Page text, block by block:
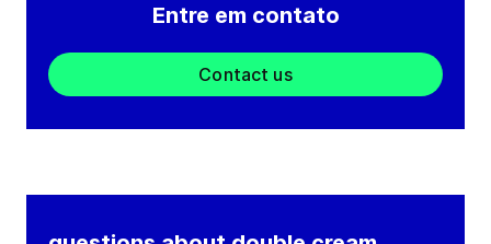
Entre em contato
Contact us